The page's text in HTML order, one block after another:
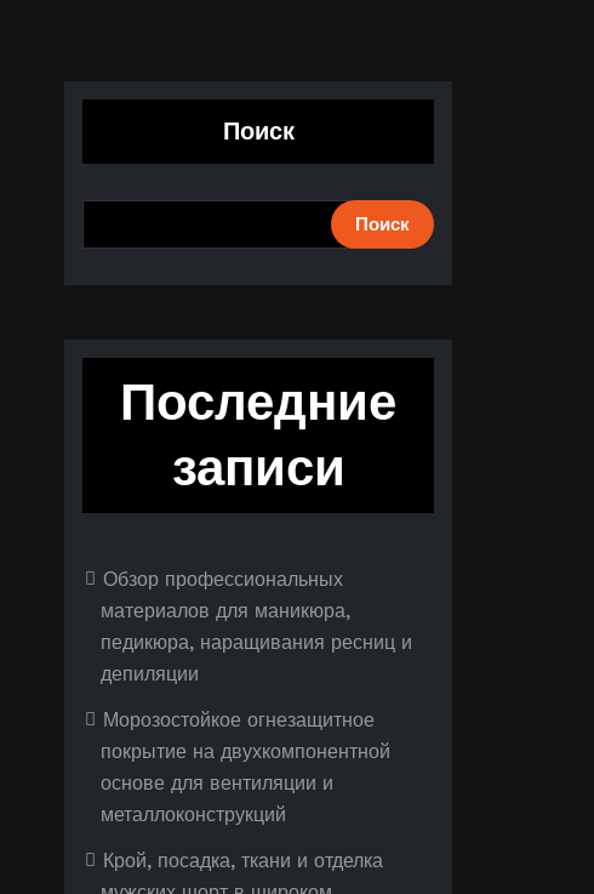
Поиск
Поиск
Последние
записи
Обзор профессиональных
материалов для маникюра,
педикюра, наращивания ресниц и
депиляции
Морозостойкое огнезащитное
покрытие на двухкомпонентной
основе для вентиляции и
металлоконструкций
Крой, посадка, ткани и отделка